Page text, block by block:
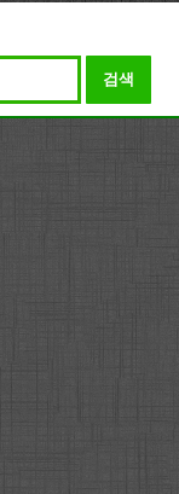
검색